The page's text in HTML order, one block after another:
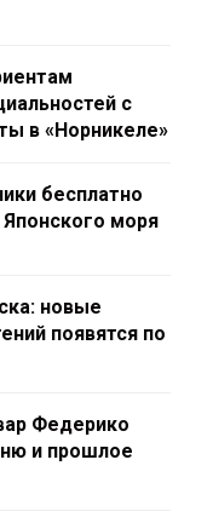
с
в «Норникеле»
бесплатно
Японского моря
новые
появятся по
Федерико
и прошлое